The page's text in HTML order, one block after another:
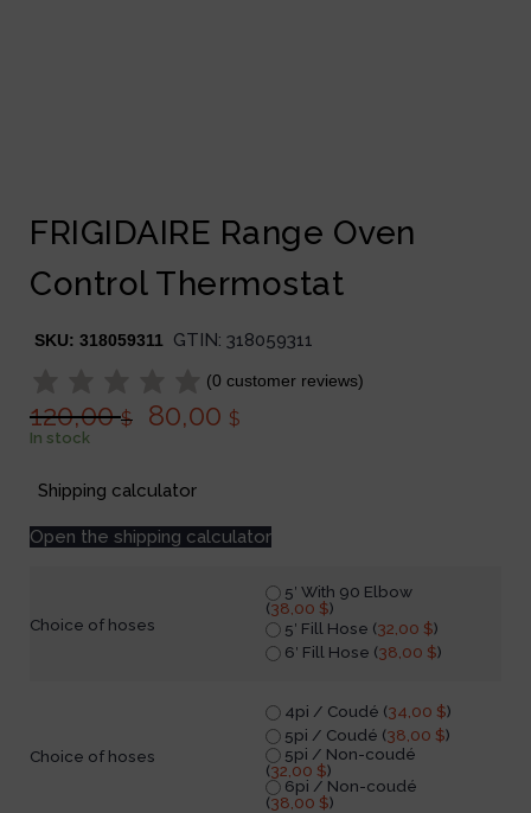
FRIGIDAIRE Range Oven
Control Thermostat
SKU: 318059311 GTIN: 318059311
(0 customer reviews)
120,00$ 80,00 $
In stock
Shipping calculator
Open the shipping calculator
Choice of hoses
5′ With 90 Elbow
(38,00 $)
5′ Fill Hose (32,00 $)
6′ Fill Hose (38,00 $)
Choice of hoses
4pi / Coudé (34,00 $)
5pi / Coudé (38,00 $)
5pi / Non-coudé
(32,00 $)
6pi / Non-coudé
(38,00 $)